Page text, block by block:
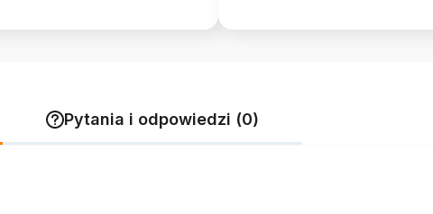
Pytania i odpowiedzi (0)